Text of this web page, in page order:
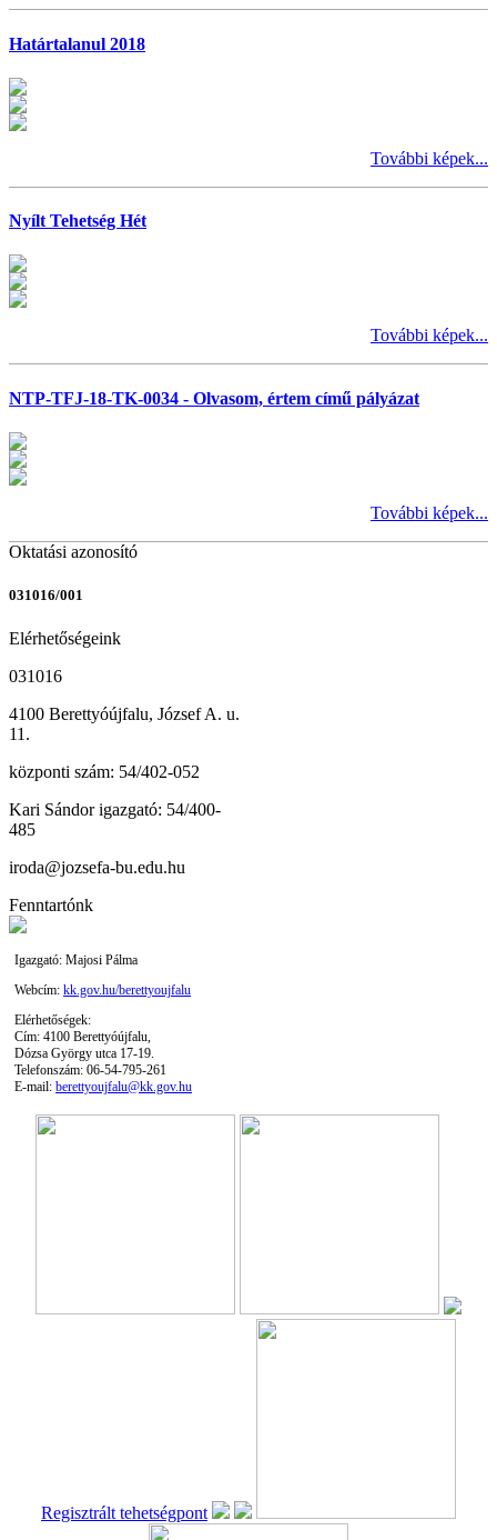
Határtalanul 2018
További képek...
Nyílt Tehetség Hét
További képek...
NTP-TFJ-18-TK-0034 - Olvasom, értem című pályázat
További képek...
Oktatási azonosító
031016/001
Elérhetőségeink
031016
4100 Berettyóújfalu, József A. u.
11.
központi szám: 54/402-052
Kari Sándor igazgató: 54/400-
485
iroda@jozsefa-bu.edu.hu
Fenntartónk
Igazgató: Majosi Pálma
Webcím: kk.gov.hu/berettyoujfalu
Elérhetőségek:
Cím: 4100 Berettyóújfalu,
Dózsa György utca 17-19.
Telefonszám: 06-54-795-261
E-mail: berettyoujfalu@kk.gov.hu
Regisztrált tehetségpont